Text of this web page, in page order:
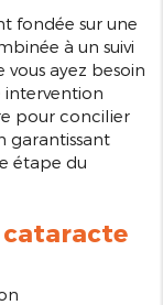
fondée sur une
à un suivi
ayez besoin
intervention
pour concilier
garantissant
étape du